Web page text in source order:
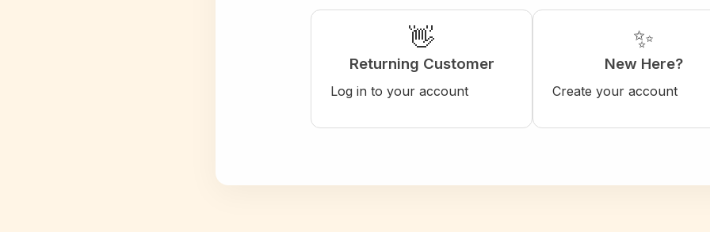
👋
Returning Customer
Log in to your account
✨
New Here?
Create your account